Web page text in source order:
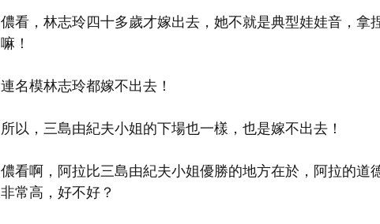
儂看，林志玲四十多歲才嫁出去，她不就是典型娃娃音，拿
嘛！
連名模林志玲都嫁不出去！
所以，三島由紀夫小姐的下場也一樣，也是嫁不出去！
儂看啊，阿拉比三島由紀夫小姐優勝的地方在於，阿拉的道
非常高，好不好？